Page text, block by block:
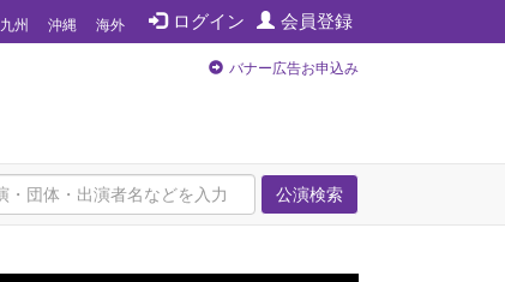
ログイン 会員登録
九州 沖縄 海外
バナー広告お申込み
公演検索